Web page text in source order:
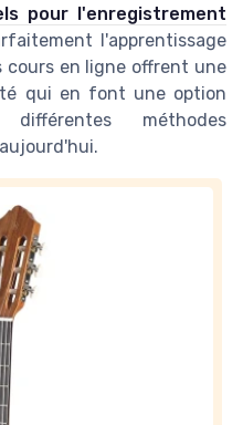
pour l'enregistrement
l'apprentissage
cours en ligne offrent une
qui en font une option
méthodes